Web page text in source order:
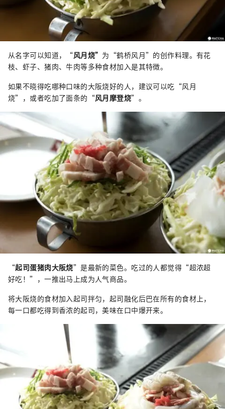
从名字可以知道，“风月烧” 为“鹤桥风月”的创作料理。有花
枝、虾子、猪肉、牛肉等多种食材加入是其特徴。
如果不晓得吃哪种口味的大阪烧好的人，建议可以吃“风月
烧”，或者吃加了面条的“风月摩登烧”。
“起司蛋猪肉大阪烧”是最新的菜色。吃过的人都觉得“超浓超
好吃！”，一推出马上成为人气商品。
将大阪烧的食材加入起司拌匀，起司融化后巴在所有的食材上，
每一口都吃得到香浓的起司，美味在口中爆开来。